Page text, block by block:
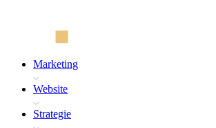
Marketing
Website
Strategie